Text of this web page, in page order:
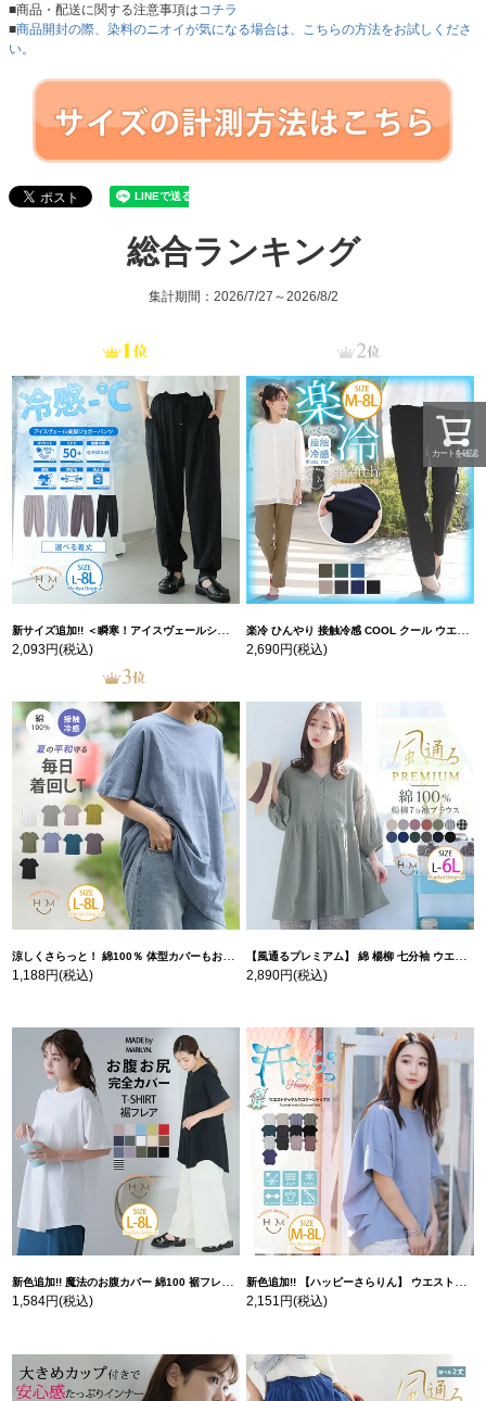
■商品・配送に関する注意事項はコチラ
■商品開封の際、染料のニオイが気になる場合は、こちらの方法をお試しくださ
い。
総合ランキング
集計期間：2026/7/27～2026/8/2
新サイズ追加!! ＜瞬寒！アイスヴェールシリーズ＞ 美脚 ジョガーパンツ 【ウェストゴム】 【ストレッチ】 | 大きいサイズの通販ならハッピーマリリン
2,093円(税込)
楽冷 ひんやり 接触冷感 COOL クール ウエストゴム 楽ちん ストレッチ 美脚 レギパン 【ストレッチ】 | 大きいサイズの通販ならハッピーマリリン
2,690円(税込)
涼しくさらっと！ 綿100％ 体型カバーもお洒落も叶える 風合いコットン ゆるシルエット ドルマン | 大きいサイズの通販ならハッピーマリリン
1,188円(税込)
【風通るプレミアム】 綿 楊柳 七分袖 ウエストギャザー ブラウス | 大きいサイズの通販ならハッピーマリリン
2,890円(税込)
新色追加!! 魔法のお腹カバー 綿100 裾フレア Tシャツ | 大きいサイズの通販ならハッピーマリリン
1,584円(税込)
新色追加!! 【ハッピーさらりん】 ウエストタック入り スッキリ魅せ コクーントップス | 大きいサイズの通販ならハッピーマリリン
2,151円(税込)
カートを確認